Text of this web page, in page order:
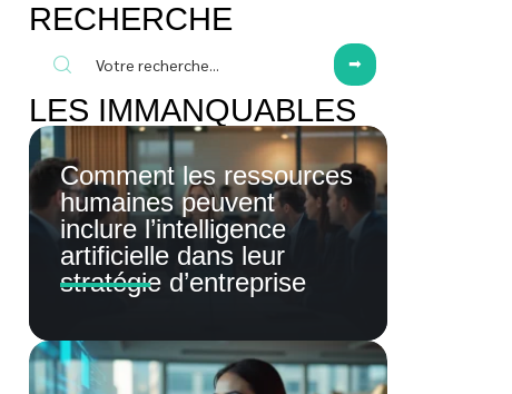
RECHERCHE
LES IMMANQUABLES
Comment les ressources
humaines peuvent
inclure l’intelligence
artificielle dans leur
stratégie d’entreprise